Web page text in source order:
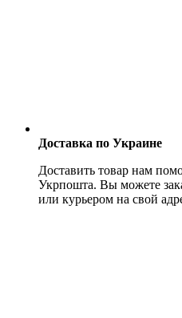
Доставка по Украине
Доставить товар нам
Укрпошта. Вы можете
или курьером на свой